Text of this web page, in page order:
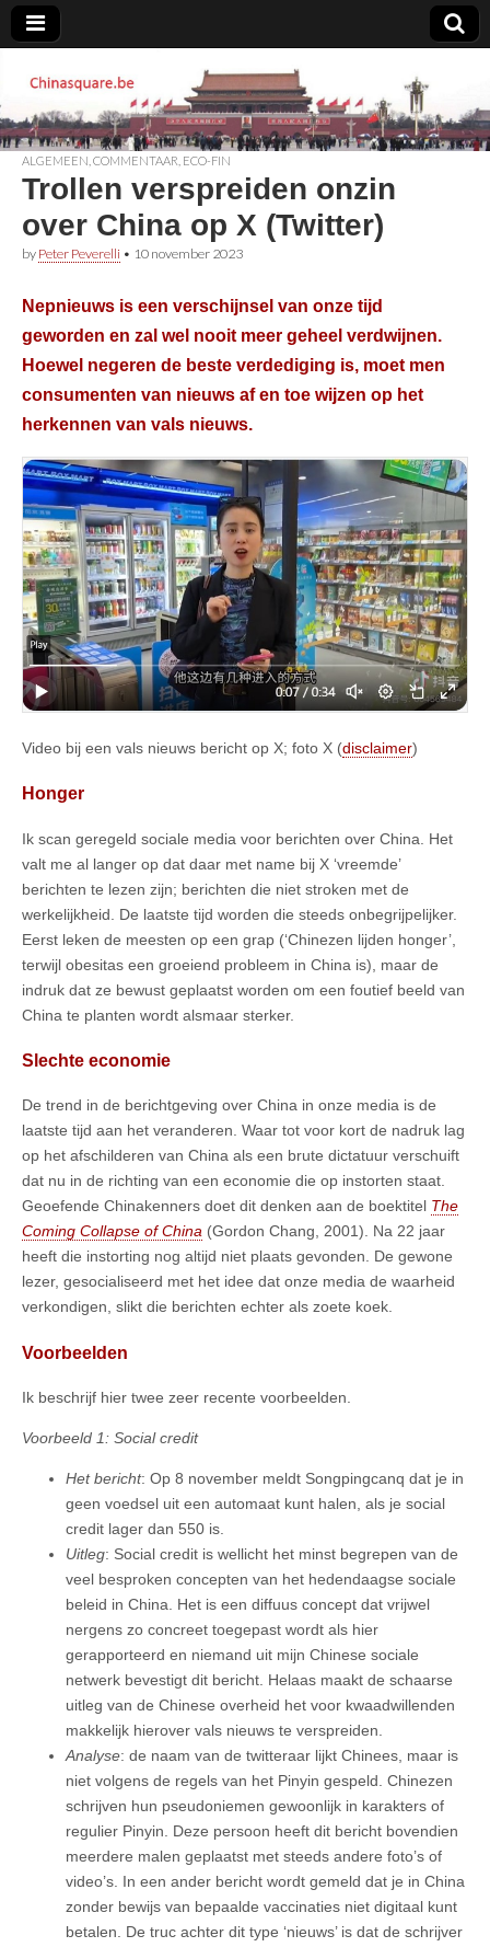
Chinasquare.be
ALGEMEEN COMMENTAAR ECO-FIN
Trollen verspreiden onzin
over China op X (Twitter)
by Peter Peverelli • 10 november 2023
Nepnieuws is een verschijnsel van onze tijd
geworden en zal wel nooit meer geheel verdwijnen.
Hoewel negeren de beste verdediging is, moet men
consumenten van nieuws af en toe wijzen op het
herkennen van vals nieuws.
Video bij een vals nieuws bericht op X; foto X (disclaimer)
Honger
Ik scan geregeld sociale media voor berichten over China. Het
valt me al langer op dat daar met name bij X ‘vreemde’
berichten te lezen zijn; berichten die niet stroken met de
werkelijkheid. De laatste tijd worden die steeds onbegrijpelijker.
Eerst leken de meesten op een grap (‘Chinezen lijden honger’,
terwijl obesitas een groeiend probleem in China is), maar de
indruk dat ze bewust geplaatst worden om een foutief beeld van
China te planten wordt alsmaar sterker.
Slechte economie
De trend in de berichtgeving over China in onze media is de
laatste tijd aan het veranderen. Waar tot voor kort de nadruk lag
op het afschilderen van China als een brute dictatuur verschuift
dat nu in de richting van een economie die op instorten staat.
Geoefende Chinakenners doet dit denken aan de boektitel The
Coming Collapse of China (Gordon Chang, 2001). Na 22 jaar
heeft die instorting nog altijd niet plaats gevonden. De gewone
lezer, gesocialiseerd met het idee dat onze media de waarheid
verkondigen, slikt die berichten echter als zoete koek.
Voorbeelden
Ik beschrijf hier twee zeer recente voorbeelden.
Voorbeeld 1: Social credit
Het bericht: Op 8 november meldt Songpingcanq dat je in
geen voedsel uit een automaat kunt halen, als je social
credit lager dan 550 is.
Uitleg: Social credit is wellicht het minst begrepen van de
veel besproken concepten van het hedendaagse sociale
beleid in China. Het is een diffuus concept dat vrijwel
nergens zo concreet toegepast wordt als hier
gerapporteerd en niemand uit mijn Chinese sociale
netwerk bevestigt dit bericht. Helaas maakt de schaarse
uitleg van de Chinese overheid het voor kwaadwillenden
makkelijk hierover vals nieuws te verspreiden.
Analyse: de naam van de twitteraar lijkt Chinees, maar is
niet volgens de regels van het Pinyin gespeld. Chinezen
schrijven hun pseudoniemen gewoonlijk in karakters of
regulier Pinyin. Deze persoon heeft dit bericht bovendien
meerdere malen geplaatst met steeds andere foto’s of
video’s. In een ander bericht wordt gemeld dat je in China
zonder bewijs van bepaalde vaccinaties niet digitaal kunt
betalen. De truc achter dit type ‘nieuws’ is dat de schrijver